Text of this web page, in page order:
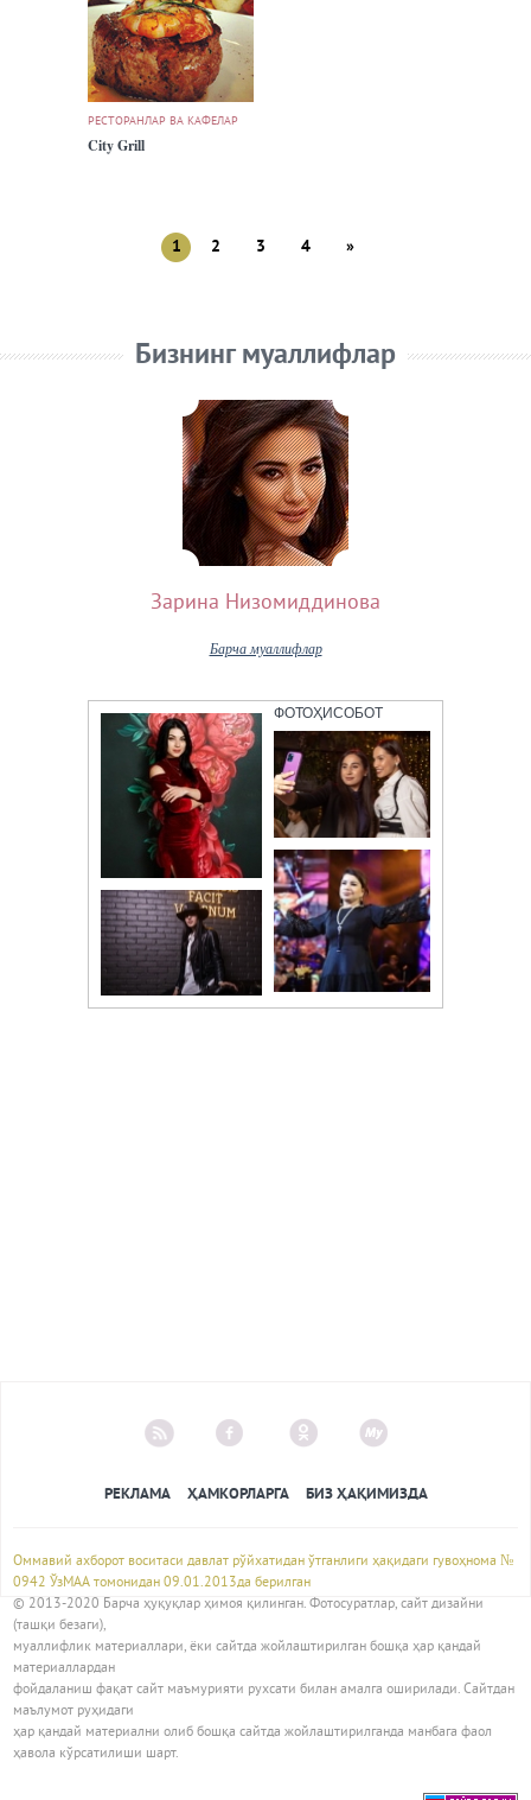
РЕСТОРАНЛАР ВА КАФЕЛАР
City Grill
1 2 3 4 »
Бизнинг муаллифлар
Зарина Низомиддинова
Барча муаллифлар
ФОТОҲИСОБОТ
РЕКЛАМА ҲАМКОРЛАРГА БИЗ ҲАҚИМИЗДА
Оммавий ахборот воситаси давлат рўйхатидан ўтганлиги ҳақидаги гувоҳнома №
0942 ЎзМАА томонидан 09.01.2013да берилган
© 2013-2020 Барча ҳуқуқлар ҳимоя қилинган. Фотосуратлар, сайт дизайни
(ташқи безаги),
муаллифлик материаллари, ёки сайтда жойлаштирилган бошқа ҳар қандай
материаллардан
фойдаланиш фақат сайт маъмурияти рухсати билан амалга оширилади. Сайтдан
маълумот руҳидаги
ҳар қандай материални олиб бошқа сайтда жойлаштирилганда манбага фаол
ҳавола кўрсатилиши шарт.